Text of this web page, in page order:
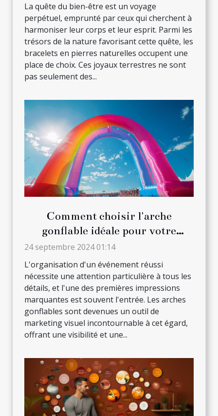
La quête du bien-être est un voyage
perpétuel, emprunté par ceux qui cherchent à
harmoniser leur corps et leur esprit. Parmi les
trésors de la nature favorisant cette quête, les
bracelets en pierres naturelles occupent une
place de choix. Ces joyaux terrestres ne sont
pas seulement des...
Comment choisir l'arche
gonflable idéale pour votre
prochain événement
24 septembre 2024 01:14
L'organisation d'un événement réussi
nécessite une attention particulière à tous les
détails, et l'une des premières impressions
marquantes est souvent l'entrée. Les arches
gonflables sont devenues un outil de
marketing visuel incontournable à cet égard,
offrant une visibilité et une...